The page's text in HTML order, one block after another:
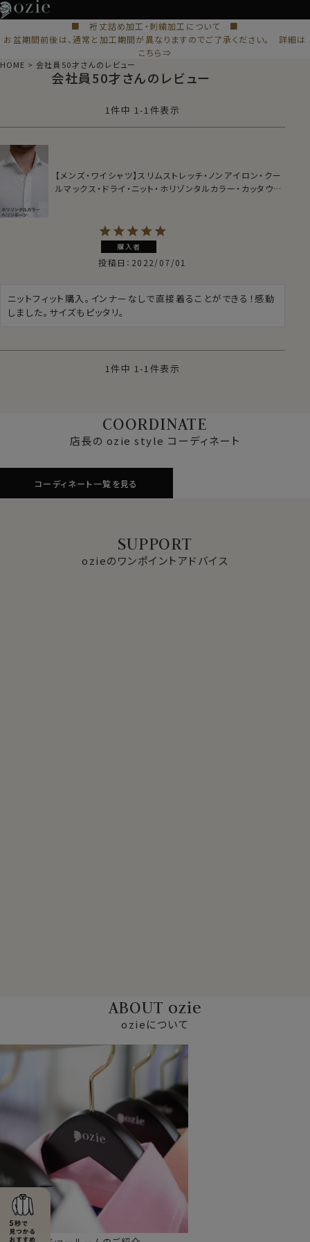
■ 裄丈詰め加工・刺繍加工について ■
お盆期間前後は、通常と加工期間が異なりますのでご了承ください。 詳細は
こちら⇒
HOME 会社員50才さんのレビュー
会社員50才さんのレビュー
1件中 1-1件表示
【メンズ・ワイシャツ】スリムストレッチ・ノンアイロン・クー
ルマックス・ドライ・ニット・ホリゾンタルカラー・カッタウェ
購入者
投稿日 2022/07/01
ニットフィット購入。インナーなしで直接着ることができる！感動
しました。サイズもピッタリ。
1件中 1-1件表示
COORDINATE
店長の ozie style コーディネート
コーディネート一覧を見る
SUPPORT
ozieのワンポイントアドバイス
ABOUT ozie
ozieについて